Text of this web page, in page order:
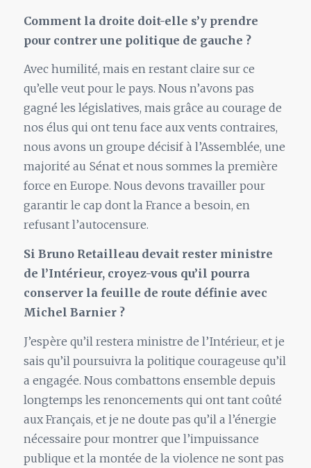
Comment la droite doit-elle s’y prendre
pour contrer une politique de gauche ?
Avec humilité, mais en restant claire sur ce
qu’elle veut pour le pays. Nous n’avons pas
gagné les législatives, mais grâce au courage de
nos élus qui ont tenu face aux vents contraires,
nous avons un groupe décisif à l’Assemblée, une
majorité au Sénat et nous sommes la première
force en Europe. Nous devons travailler pour
garantir le cap dont la France a besoin, en
refusant l’autocensure.
Si Bruno Retailleau devait rester ministre
de l’Intérieur, croyez-vous qu’il pourra
conserver la feuille de route définie avec
Michel Barnier ?
J’espère qu’il restera ministre de l’Intérieur, et je
sais qu’il poursuivra la politique courageuse qu’il
a engagée. Nous combattons ensemble depuis
longtemps les renoncements qui ont tant coûté
aux Français, et je ne doute pas qu’il a l’énergie
nécessaire pour montrer que l’impuissance
publique et la montée de la violence ne sont pas